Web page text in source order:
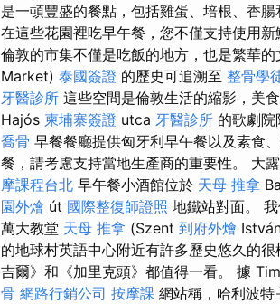
是一頓豐盛的餐點，包括雞蛋、培根、香
在這些花園裡吃早午餐，您不僅支持使用
倫敦的市集不僅是吃飯的地方，也是繁華的
Market) 泰國簽證 的歷史可追溯至 整骨學
牙醫診所 這些空間是倫敦生活的縮影，美
Hajós 柬埔寨簽證 utca 牙醫診所 的歌劇院
喬骨 早餐餐廳提供匈牙利早午餐以及素食
餐，請考慮支持當地生產商的重要性。 大
摩課程台北 早午餐小酒館位於 天母 推拿
園外燴 út 國際整復師證照 地鐵站對面。
萬大教堂 天母 推拿 (Szent 到府外燴
的地球村英語中心附近有許多歷史悠久的
吉爾》和《加里克頭》都值得一看。 據
骨 網路行銷公司 按摩課 網站稱，哈利波